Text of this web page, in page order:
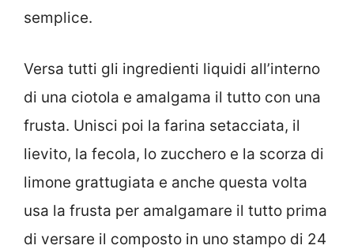
semplice.
Versa tutti gli ingredienti liquidi all’interno
di una ciotola e amalgama il tutto con una
frusta. Unisci poi la farina setacciata, il
lievito, la fecola, lo zucchero e la scorza di
limone grattugiata e anche questa volta
usa la frusta per amalgamare il tutto prima
di versare il composto in uno stampo di 24